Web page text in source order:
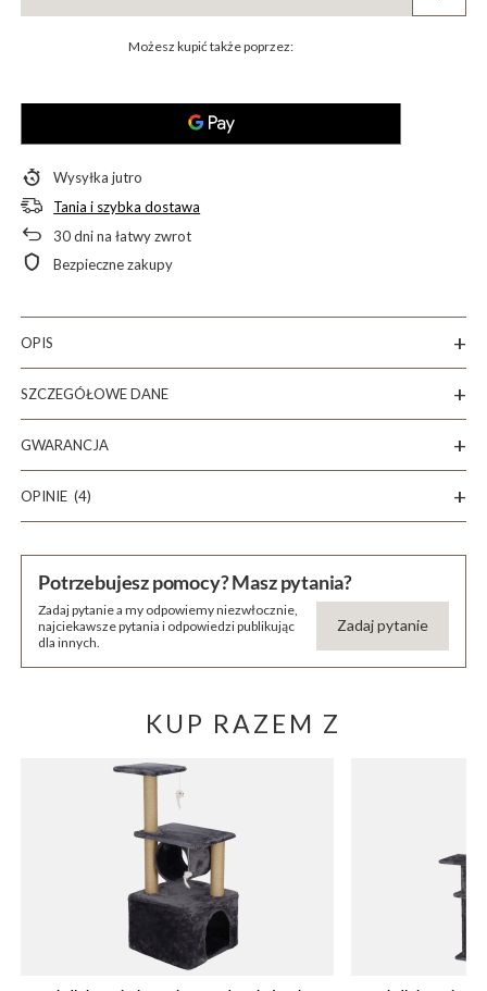
Możesz kupić także poprzez:
Wysyłkajutro
Tania i szybka dostawa
30dni na łatwy zwrot
Bezpieczne zakupy
OPIS
SZCZEGÓŁOWE DANE
GWARANCJA
OPINIE (4)
Potrzebujesz pomocy? Masz pytania?
Zadaj pytanie a my odpowiemy niezwłocznie,
najciekawsze pytania i odpowiedzi publikując
dla innych.
Zadaj pytanie
KUP RAZEM Z